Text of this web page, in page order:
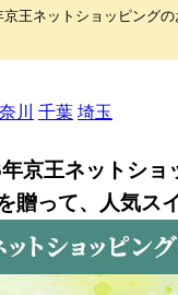
京王ネットショッピング
川 千葉 埼玉
京王ネットショ
贈って、人気ス